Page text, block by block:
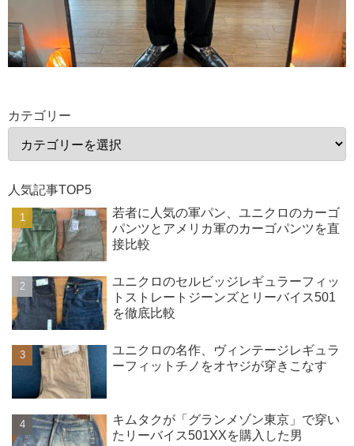
カテゴリー
人気記事TOP5
若者に人気の軍パン、ユニクロのカーゴ
パンツとアメリカ軍のカーゴパンツを直
接比較
ユニクロのセルビッジレギュラーフィッ
トストレートジーンズとリーバイス501
を徹底比較
ユニクロの名作、ヴィンテージレギュラ
ーフィットチノをオヤジが穿きこなす
キムタクが「グランメゾン東京」で穿い
たリーバイス501XXを購入した男